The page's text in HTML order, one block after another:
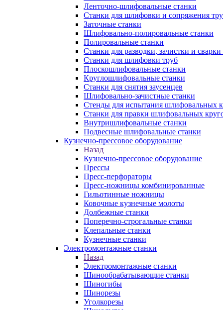
Ленточно-шлифовальные станки
Станки для шлифовки и сопряжения
Заточные станки
Шлифовально-полировальные станки
Полировальные станки
Станки для разводки, зачистки и сварки
Станки для шлифовки труб
Плоскошлифовальные станки
Круглошлифовальные станки
Станки для снятия заусенцев
Шлифовально-зачистные станки
Стенды для испытания шлифовальных
Станки для правки шлифовальных
Внутришлифовальные станки
Подвесные шлифовальные станки
Кузнечно-прессовое оборудование
Назад
Кузнечно-прессовое оборудование
Прессы
Пресс-перфораторы
Пресс-ножницы комбинированные
Гильотинные ножницы
Ковочные кузнечные молоты
Долбежные станки
Поперечно-строгальные станки
Клепальные станки
Кузнечные станки
Электромонтажные станки
Назад
Электромонтажные станки
Шинообрабатывающие станки
Шиногибы
Шинорезы
Уголкорезы